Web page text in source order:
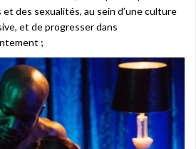
des sexualités, au sein d’une culture
et de progresser dans
;